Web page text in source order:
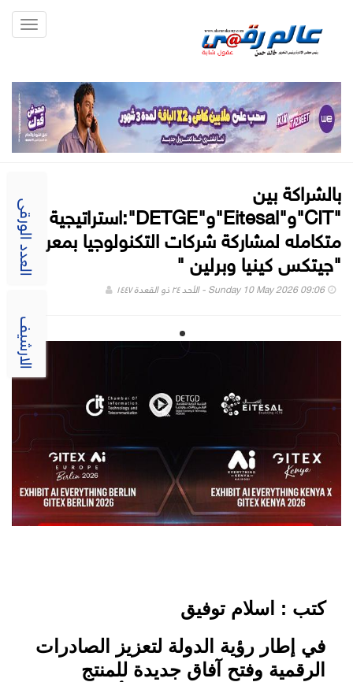
العدد الورقى
الارشيف
بالشراكة بين
"CIT"و"Eitesal"و"DETGE":استراتيجية
متكامله لمشاركة شركات التكنولوجيا بمعرضي
"جيتكس كينيا وبرلين "
Sunday 10 May 2026 09:06 - الأحد ٢٤ ذو القعدة ١٤٤٧
كتب : اسلام توفيق
في إطار رؤية الدولة لتعزيز الصادرات
الرقمية وفتح آفاق جديدة للمنتج